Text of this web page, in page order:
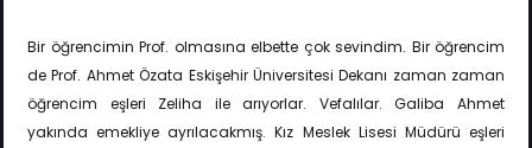
Bir öğrencimin Prof. olmasına elbette çok sevindim. Bir öğrencim
de Prof. Ahmet Özata Eskişehir Üniversitesi Dekanı zaman zaman
öğrencim eşleri Zeliha ile arıyorlar. Vefalılar. Galiba Ahmet
yakında emekliye ayrılacakmış. Kız Meslek Lisesi Müdürü eşleri